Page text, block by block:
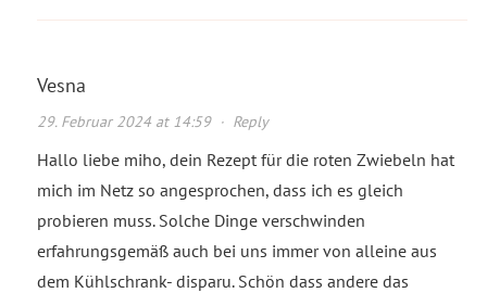
Vesna
29. Februar 2024 at 14:59· Reply
Hallo liebe miho, dein Rezept für die roten Zwiebeln hat
mich im Netz so angesprochen, dass ich es gleich
probieren muss. Solche Dinge verschwinden
erfahrungsgemäß auch bei uns immer von alleine aus
dem Kühlschrank- disparu. Schön dass andere das